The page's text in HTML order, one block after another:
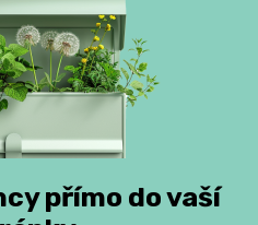
přímo do vaší